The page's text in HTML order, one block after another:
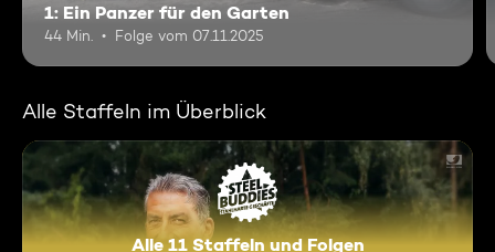
1: Ein Panzer für den Garten
44 Min. Folge vom 07.11.2025
Alle Staffeln im Überblick
Alle 11 Staffeln und Folgen